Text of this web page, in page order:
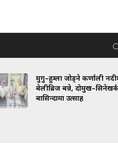
मुगु–हुम्ला जोड्ने कर्णाली नदीमा
बेलीब्रिज बन्ने, दोमुख–सिनेखर्कका
बासिन्दामा उत्साह